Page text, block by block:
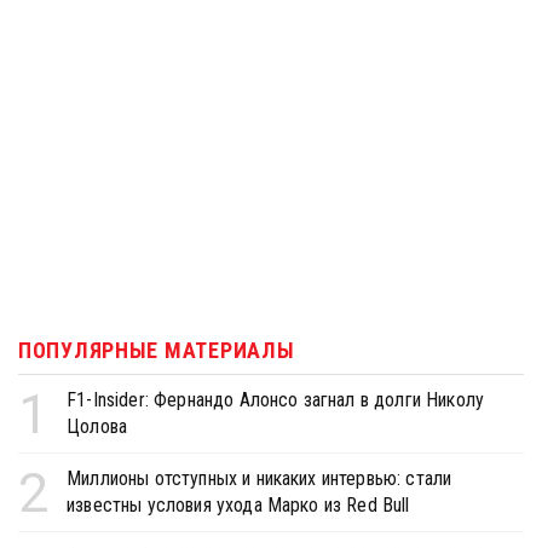
ПОПУЛЯРНЫЕ МАТЕРИАЛЫ
1
F1-Insider: Фернандо Алонсо загнал в долги Николу
Цолова
2
Миллионы отступных и никаких интервью: стали
известны условия ухода Марко из Red Bull